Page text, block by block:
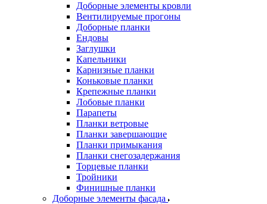
Доборные элементы кровли
Вентилируемые прогоны
Доборные планки
Ендовы
Заглушки
Капельники
Карнизные планки
Коньковые планки
Крепежные планки
Лобовые планки
Парапеты
Планки ветровые
Планки завершающие
Планки примыкания
Планки снегозадержания
Торцевые планки
Тройники
Финишные планки
Доборные элементы фасада